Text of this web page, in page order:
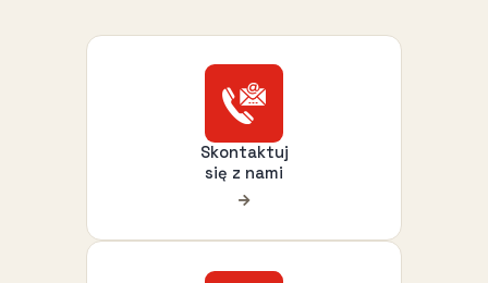
Skontaktuj
się z nami